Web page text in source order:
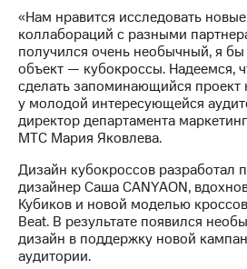
ПАО
"МТС"
Собрания
акционеров
Личный
кабинет
акционера
Акционерный
капитал
Контроль
и
аудит
Рынок
акций
«Нам нравится исследовать
коллабораций с разными
получился очень необычный, я бы
объект — кубокроссы. Надеемся,
сделать запоминающийся проект
у молодой интересующейся
директор департамента
МТС Мария Яковлева.
Дизайн кубокроссов разработал
дизайнер Саша CANYAON,
Кубиков и новой моделью
Beat. В результате появился
дизайн в поддержку новой
аудитории.